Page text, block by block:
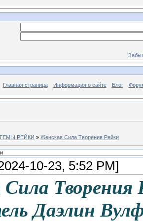
Главная страница Информация о сайте Блог
РЕЙКИ » Женская Сила Творения Рейки
10-23, 5:52 PM]
Творения
Даэлин